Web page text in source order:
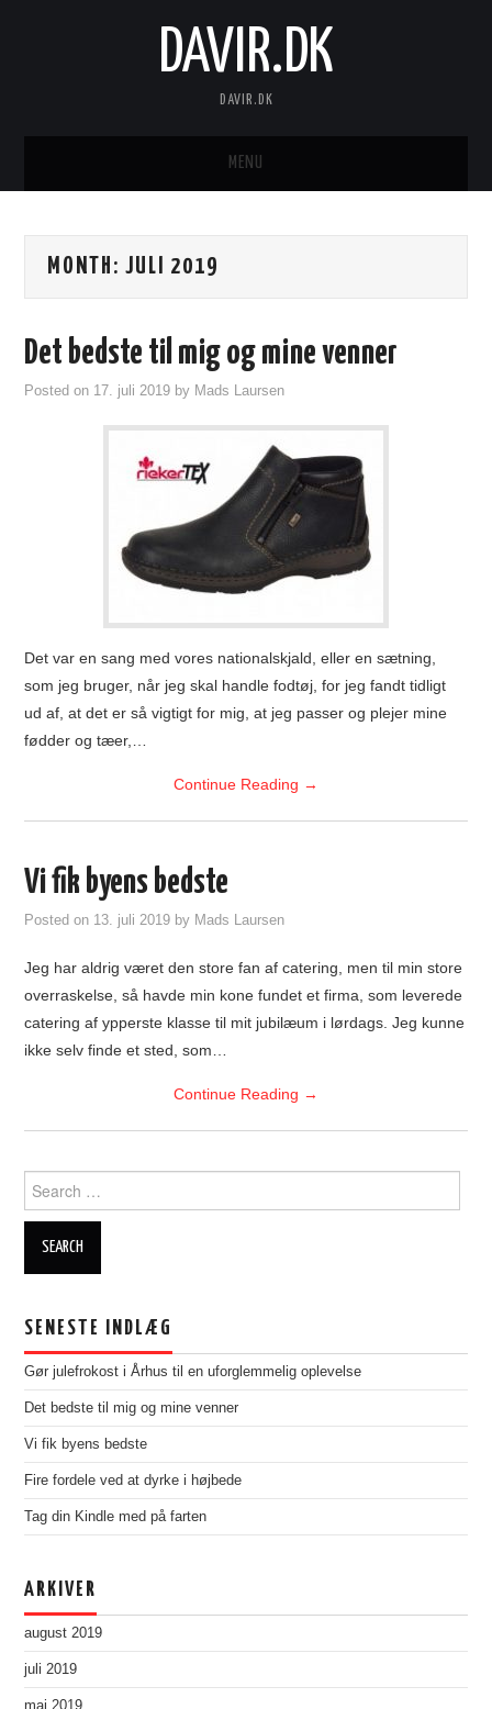
DAVIR.DK
DAVIR.DK
MENU
MONTH:JULI 2019
Det bedste til mig og mine venner
Posted on 17. juli 2019 by Mads Laursen
Det var en sang med vores nationalskjald, eller en sætning,
som jeg bruger, når jeg skal handle fodtøj, for jeg fandt tidligt
ud af, at det er så vigtigt for mig, at jeg passer og plejer mine
fødder og tæer,…
Continue Reading →
Vi fik byens bedste
Posted on 13. juli 2019 by Mads Laursen
Jeg har aldrig været den store fan af catering, men til min store
overraskelse, så havde min kone fundet et firma, som leverede
catering af ypperste klasse til mit jubilæum i lørdags. Jeg kunne
ikke selv finde et sted, som…
Continue Reading →
for:
SENESTE INDLÆG
Gør julefrokost i Århus til en uforglemmelig oplevelse
Det bedste til mig og mine venner
Vi fik byens bedste
Fire fordele ved at dyrke i højbede
Tag din Kindle med på farten
ARKIVER
august 2019
juli 2019
maj 2019